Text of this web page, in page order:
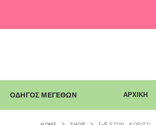
ΟΔΗΓΟΣ ΜΕΓΕΘΩΝ ΑΡΧΙΚΗ